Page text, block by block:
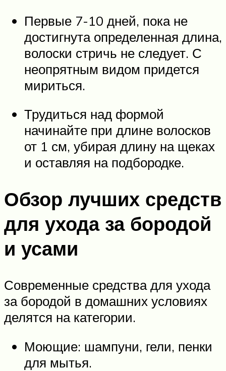
Первые 7-10 дней, пока не
достигнута определенная длина,
волоски стричь не следует. С
неопрятным видом придется
мириться.
Трудиться над формой
начинайте при длине волосков
от 1 см, убирая длину на щеках
и оставляя на подбородке.
Обзор лучших средств
для ухода за бородой
и усами
Современные средства для ухода
за бородой в домашних условиях
делятся на категории.
Моющие: шампуни, гели, пенки
для мытья.